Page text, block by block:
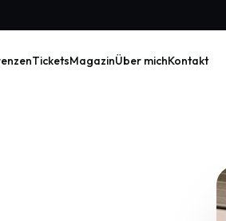
TicketsMagazinÜber michKontakt